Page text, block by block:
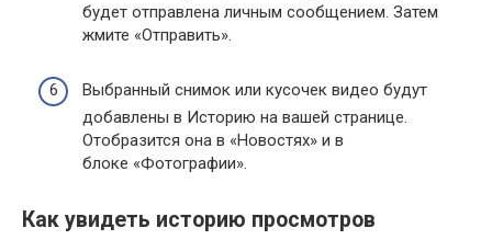
будет отправлена личным сообщением. Затем
жмите «Отправить».
Выбранный снимок или кусочек видео будут
добавлены в Историю на вашей странице.
Отобразится она в «Новостях» и в
блоке «Фотографии».
Как увидеть историю просмотров